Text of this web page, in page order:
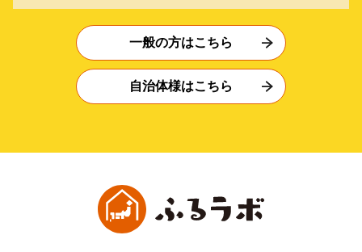
一般の方はこちら
自治体様はこちら